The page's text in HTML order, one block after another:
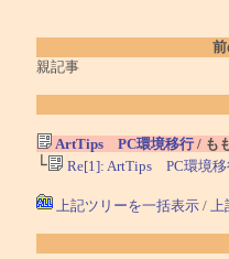
親記事
ArtTips PC環境移行/ も
└ Re[1]: ArtTips PC環境移
上記ツリーを一括表示/